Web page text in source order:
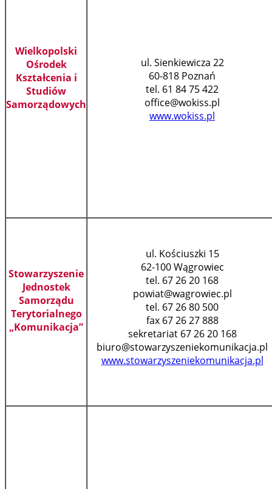
Wielkopolski
Ośrodek
Kształcenia i
Studiów
Samorządowych
ul. Sienkiewicza 22
60-818 Poznań
tel. 61 84 75 422
office@wokiss.pl
www.wokiss.pl
Stowarzyszenie
Jednostek
Samorządu
Terytorialnego
„Komunikacja”
ul. Kościuszki 15
62-100 Wągrowiec
tel. 67 26 20 168
powiat@wagrowiec.pl
tel. 67 26 80 500
fax 67 26 27 888
sekretariat 67 26 20 168
biuro@stowarzyszeniekomunikacja.pl
www.stowarzyszeniekomunikacja.pl